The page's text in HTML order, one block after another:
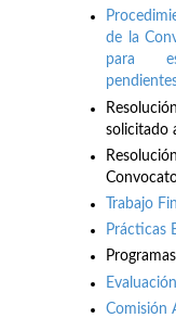
de la
para
solicitado
Trabajo
Prácticas
Comisión